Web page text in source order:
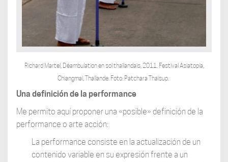
Richard Martel, Déambulation en sol thaïlandais, 2011. Festival Asiatopia,
Chiangmai, Thaïlande. Foto: Patchara Thaïsup.
Una definición de la performance
Me permito aquí proponer una «posible» definición de la
performance o arte acción:
La performance consiste en la actualización de un
contenido variable en su expresión frente a un